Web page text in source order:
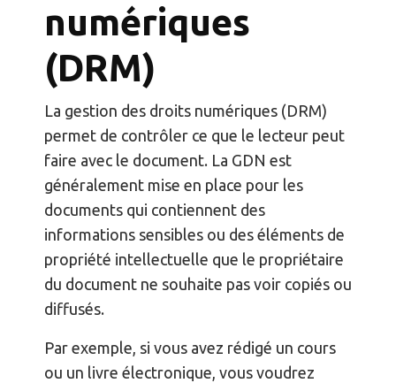
numériques
(DRM)
La gestion des droits numériques (DRM)
permet de contrôler ce que le lecteur peut
faire avec le document. La GDN est
généralement mise en place pour les
documents qui contiennent des
informations sensibles ou des éléments de
propriété intellectuelle que le propriétaire
du document ne souhaite pas voir copiés ou
diffusés.
Par exemple, si vous avez rédigé un cours
ou un livre électronique, vous voudrez